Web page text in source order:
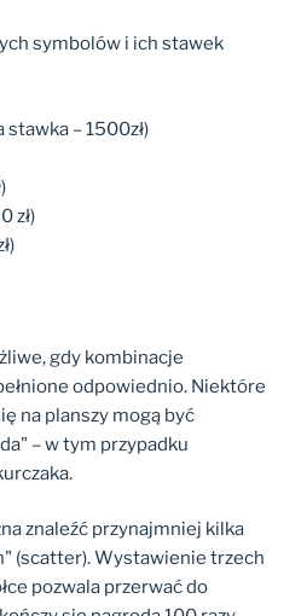
symbolów i ich stawek
stawka – 1500zł)
zł)
gdy kombinacje
odpowiednio. Niektóre
na planszy mogą być
– w tym przypadku
znaleźć przynajmniej kilka
(scatter). Wystawienie trzech
pozwala przerwać do